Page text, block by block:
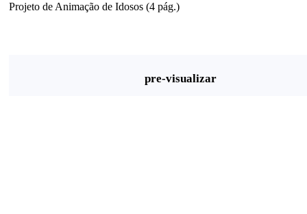
Projeto de Animação de Idosos (4 pág.)
pre-visualizar